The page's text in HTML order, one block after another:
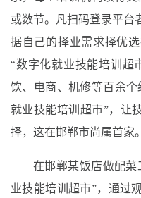
或数节。凡扫码登录平台
据自己的择业需求择优
“数字化就业技能培训超
饮、电商、机修等百余
就业技能培训超市”，让
择，这在邯郸市尚属首家。
在邯郸某饭店做配
业技能培训超市”，通过